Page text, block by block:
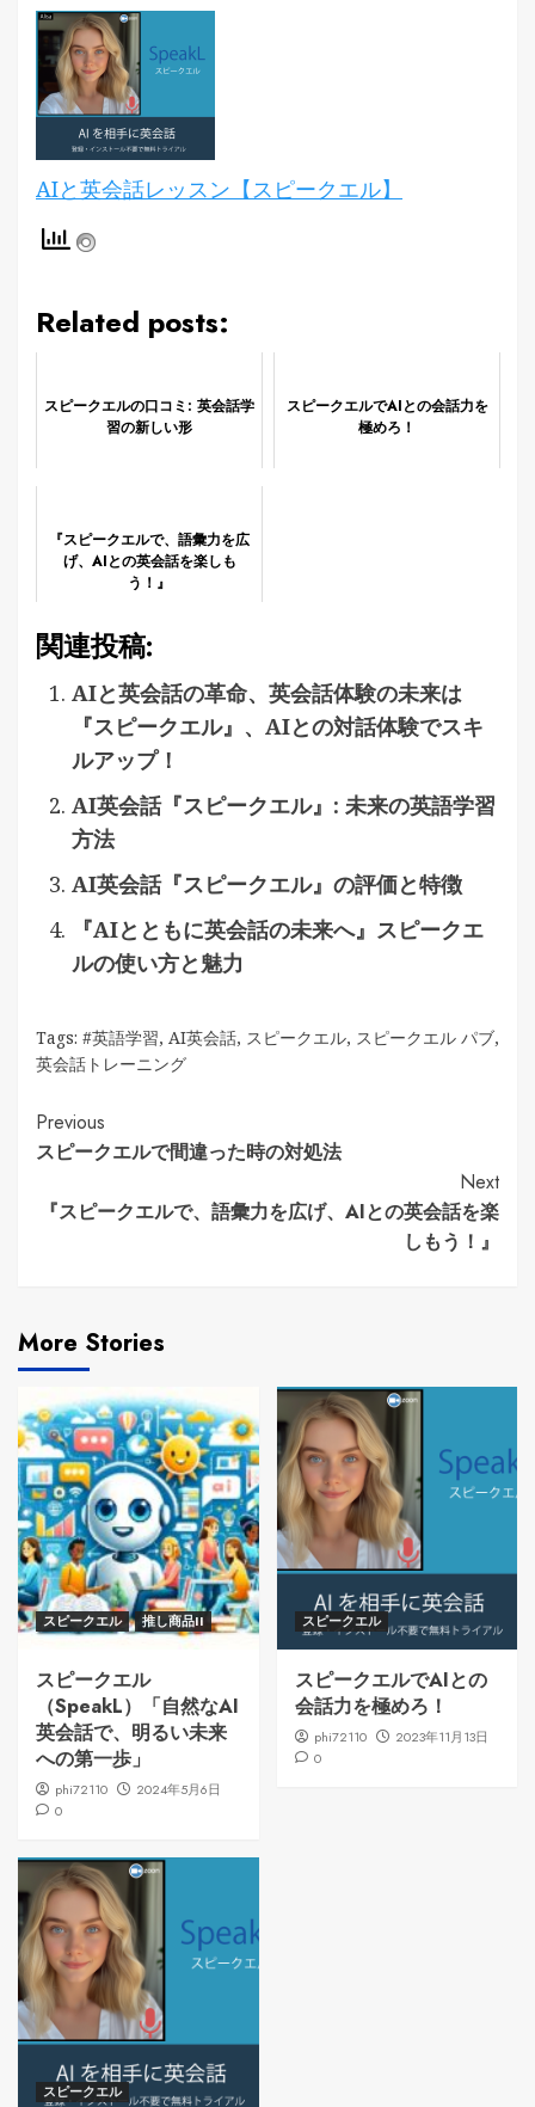
AIと英会話レッスン【スピークエル】
Related posts:
​スピークエルの口コミ: 英会話学
習の新しい形
スピークエルでAIとの会話力を
極めろ！
『スピークエルで、語彙力を広
げ、AIとの英会話を楽しも
う！』
関連投稿:
AIと英会話の革命、英会話体験の未来は
『スピークエル』、AIとの対話体験でスキ
ルアップ！
AI英会話『スピークエル』: 未来の英語学習
方法
AI英会話『スピークエル』の評価と特徴
『AIとともに英会話の未来へ』スピークエ
ルの使い方と魅力
Tags: #英語学習, AI英会話, スピークエル, スピークエル パブ,
英会話トレーニング
Continue
Reading
Previous
スピークエルで間違った時の対処法
Next
『スピークエルで、語彙力を広げ、AIとの英会話を楽
しもう！』
More Stories
スピークエル 推し商品II
スピークエル
（SpeakL）「自然なAI
英会話で、明るい未来
への第一歩」
phi72110
2024年5月6日
0
スピークエル
スピークエルでAIとの
会話力を極めろ！
phi72110
2023年11月13日
0
スピークエル